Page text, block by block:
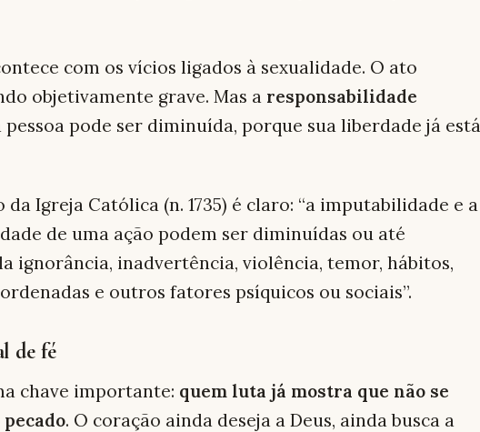
com os vícios ligados à sexualidade. O ato
objetivamente grave. Mas a responsabilidade
pessoa pode ser diminuída, porque sua liberdade já está
da Igreja Católica (n. 1735) é claro: “a imputabilidade e a
de uma ação podem ser diminuídas ou até
ignorância, inadvertência, violência, temor, hábitos,
e outros fatores psíquicos ou sociais”.
de fé
chave importante: quem luta já mostra que não se
. O coração ainda deseja a Deus, ainda busca a